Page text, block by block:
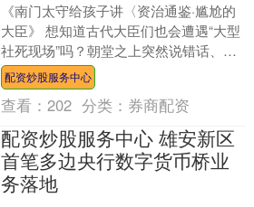
《南门太守给孩子讲〈资治通鉴·尴尬的
大臣》 想知道古代大臣们也会遭遇“大型
社死现场”吗？朝堂之上突然说错话、办
事出岔子，面对皇帝和满朝文武，他们
是手足无措还是急....
配资炒股服务中心
查看：202 分类： 券商配资
配资炒股服务中心 雄安新区
首笔多边央行数字货币桥业
务落地